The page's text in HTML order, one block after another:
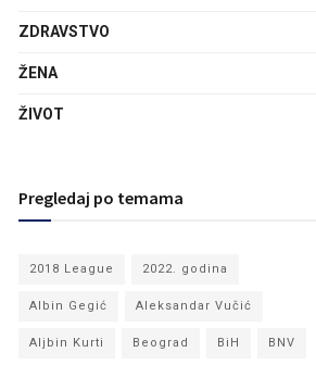
ZDRAVSTVO
ŽENA
ŽIVOT
Pregledaj po temama
2018 League 2022. godina
Albin Gegić Aleksandar Vučić
Aljbin Kurti Beograd BiH BNV